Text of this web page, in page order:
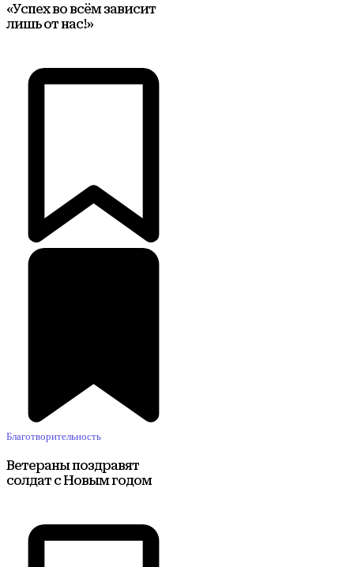
«Успех во всём зависит
лишь от нас!»
Благотворительность
Ветераны поздравят
солдат с Новым годом